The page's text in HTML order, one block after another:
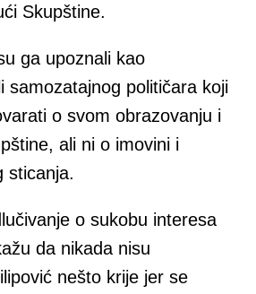
Skupštine.
ga upoznali kao
samozatajnog političara koji
o svom obrazovanju i
ali ni o imovini i
sticanja.
o sukobu interesa
da nikada nisu
nešto krije jer se